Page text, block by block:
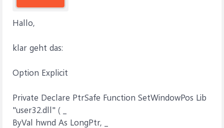
Hallo,
klar geht das:
Option Explicit
Private Declare PtrSafe Function SetWindowPos Lib
"user32.dll" ( _
ByVal hwnd As LongPtr, _